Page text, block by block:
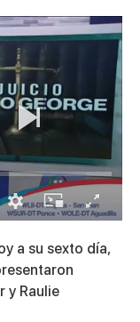
a su sexto día,
y Raulie